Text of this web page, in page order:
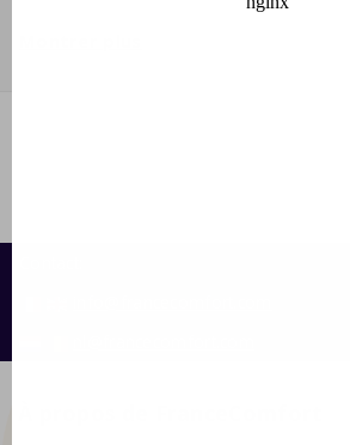
des articles optionnels tels que